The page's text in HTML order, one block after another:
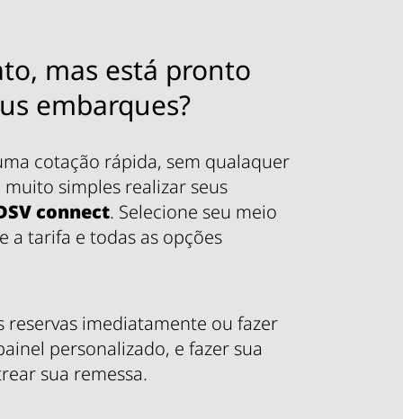
mas está pronto
embarques?
cotação rápida, sem qualaquer
simples realizar seus
connect. Selecione seu meio
a tarifa e todas as opções
reservas imediatamente ou fazer
personalizado, e fazer sua
sua remessa.